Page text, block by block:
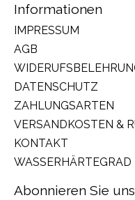
Informationen
IMPRESSUM
AGB
DATENSCHUTZ
ZAHLUNGSARTEN
VERSANDKOSTEN &
KONTAKT
WASSERHÄRTEGRAD
Abonnieren Sie